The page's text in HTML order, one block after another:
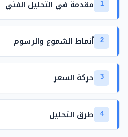
1 مقدمة في التحليل الفني
2 أنماط الشموع والرسوم
3 حركة السعر
4 طرق التحليل